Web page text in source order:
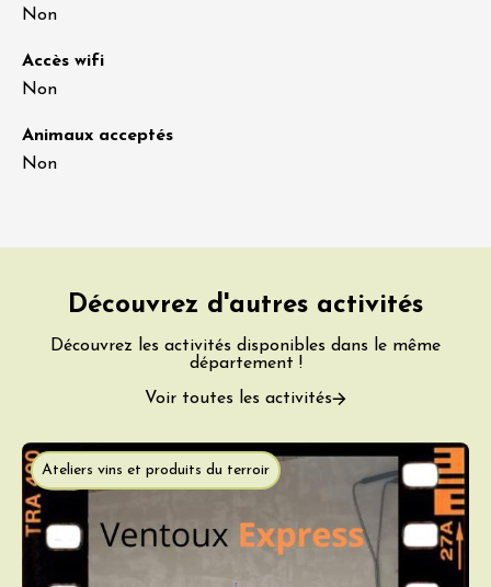
Non
Accès wifi
Non
Animaux acceptés
Non
Découvrez d'autres activités
Découvrez les activités disponibles dans le même
département !
Voir toutes les activités
Ateliers vins et produits du terroir